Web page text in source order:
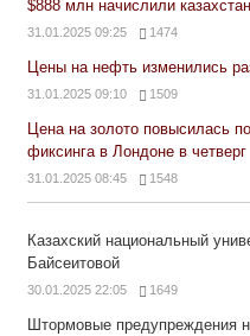
$888 млн начислили
31.01.2025 09:25 1474
Цены на нефть изменились
31.01.2025 09:10 1509
Цена на золото повысилась
фиксинга в Лондоне в четверг
31.01.2025 08:45 1548
Казахский национальный
Байсеитовой
30.01.2025 22:05 1649
Штормовые предупреждения